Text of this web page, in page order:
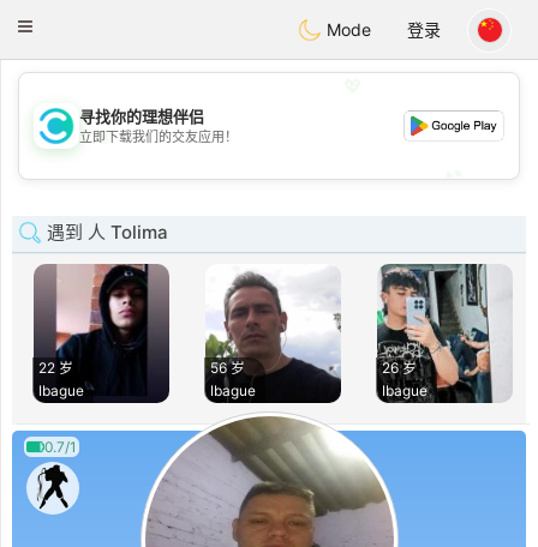
Citas
Toggle
Mode 登录
💖
💕
寻找你的理想伴侣
立即下载我们的交友应用！
遇到 人 Tolima
22 岁
Ibague
56 岁
Ibague
26 岁
Ibague
0.7/1